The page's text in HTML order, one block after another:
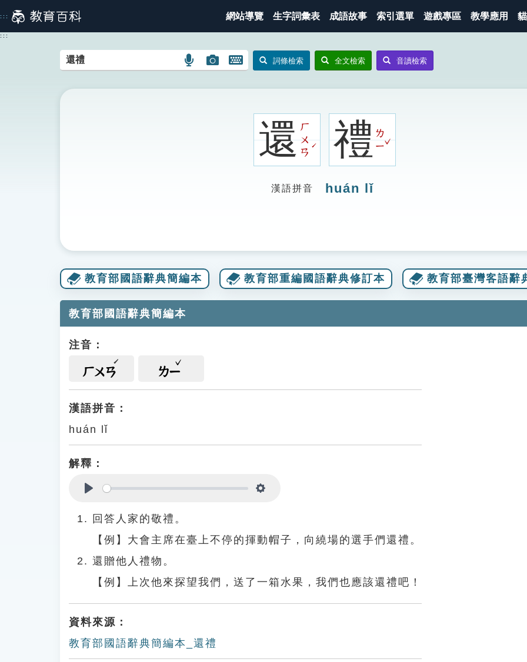
到
主
::: 網站導覽 生字詞彙表 成語故事 索引選單 遊戲專區 教學應用
:::
語
搜
圖
搜
開
鍵
詞條檢索 全文檢索 音讀檢索
還ㄏ
ㄨ
ㄢ
ˊ 禮ㄌ
ㄧ
ˇ
漢語拼音 huán lǐ
教育部國語辭典簡編本 教育部重編國語辭典修訂本 教育部臺灣客語辭
教育部國語辭典簡編本
注音：
ㄏㄨㄢ ㄌㄧ
漢語拼音：
huán lǐ
解釋：
回答人家的敬禮。
【例】大會主席在臺上不停的揮動帽子，向繞場的選手們還禮。
還贈他人禮物。
【例】上次他來探望我們，送了一箱水果，我們也應該還禮吧！
資料來源：
教育部國語辭典簡編本_還禮